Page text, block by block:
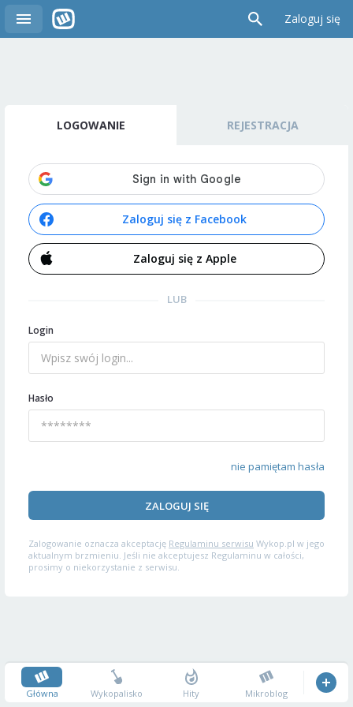
Zaloguj się
LOGOWANIE REJESTRACJA
Zaloguj się z Facebook
Zaloguj się z Apple
LUB
Login
Hasło
nie pamiętam hasła
ZALOGUJ SIĘ
Zalogowanie oznacza akceptację Regulaminu serwisu Wykop.pl w jego
aktualnym brzmieniu. Jeśli nie akceptujesz Regulaminu w całości,
prosimy o niekorzystanie z serwisu.
Główna Wykopalisko Hity Mikroblog